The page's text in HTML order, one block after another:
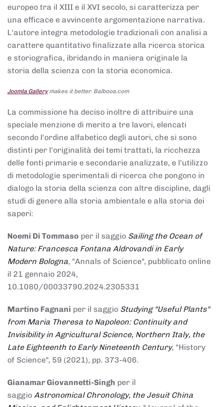
europeo tra il XIII e il XVI secolo, si caratterizza per
una efficace e avvincente argomentazione narrativa.
L'autore integra metodologie tradizionali con analisi a
carattere quantitativo finalizzate alla ricerca storica
e storiografica, ibridando in maniera originale la
storia della scienza con la storia economica.
Joomla Gallerymakes it better. Balbooa.com
La commissione ha deciso inoltre di attribuire una
speciale menzione di merito a tre lavori, elencati
secondo l'ordine alfabetico degli autori, che si sono
distinti per l'originalità dei temi trattati, la ricchezza
delle fonti primarie e secondarie analizzate, e l'utilizzo
di metodologie sperimentali di ricerca che pongono in
dialogo la storia della scienza con altre discipline, dagli
studi di genere alla storia ambientale e alla storia dei
saperi:
Noemi Di Tommaso per il saggio Sailing the Ocean of
Nature: Francesca Fontana Aldrovandi in Early
Modern Bologna, "Annals of Science", pubblicato online
il 21 gennaio 2024,
10.1080/00033790.2024.2305331
Martino Fagnani per il saggio Studying "Useful Plants"
from Maria Theresa to Napoleon: Continuity and
Invisibility in Agricultural Science, Northern Italy, the
Late Eighteenth to Early Nineteenth Century, "History
of Science", 59 (2021), pp. 373-406.
Gianamar Giovannetti-Singh per il
saggio Astronomical Chronology, the Jesuit China